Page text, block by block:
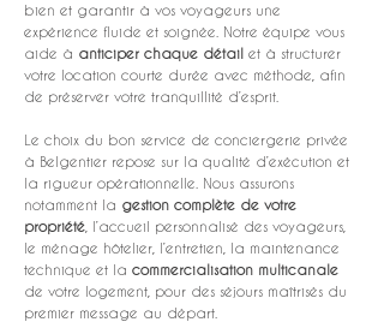
bien et garantir à vos voyageurs une
expérience fluide et soignée. Notre équipe vous
aide à anticiper chaque détail et à structurer
votre location courte durée avec méthode, afin
de préserver votre tranquillité d’esprit.
Le choix du bon service de conciergerie privée
à Belgentier repose sur la qualité d’exécution et
la rigueur opérationnelle. Nous assurons
notamment la gestion complète de votre
propriété , l’accueil personnalisé des voyageurs,
le ménage hôtelier, l’entretien, la maintenance
technique et la commercialisation multicanale
de votre logement, pour des séjours maîtrisés du
premier message au départ.